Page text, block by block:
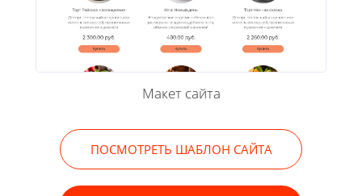
Макет сайта
ПОСМОТРЕТЬ ШАБЛОН САЙТА